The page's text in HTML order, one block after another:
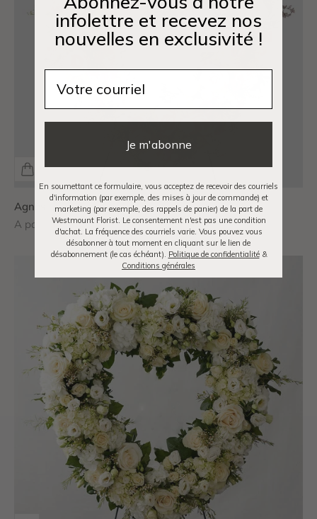
Agnès
Prix de vente
A partir de $330.00 CAD
infolettre et recevez nos
nouvelles en exclusivité !
Je m'abonne
En soumettant ce formulaire, vous acceptez de recevoir des courriels
d'information (par exemple, des mises à jour de commande) et
marketing (par exemple, des rappels de panier) de la part de
Westmount Florist. Le consentement n'est pas une condition
d'achat. La fréquence des courriels varie. Vous pouvez vous
désabonner à tout moment en cliquant sur le lien de
désabonnement (le cas échéant). Politique de confidentialité&
Conditions générales